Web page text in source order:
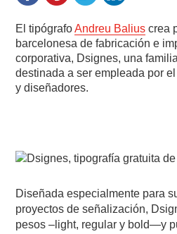
El tipógrafoAndreu Balius crea
barcelonesa de fabricación e
corporativa, Dsignes, una
destinada a ser empleada por
y diseñadores.
Diseñada especialmente para
proyectos de señalización,
pesos –light, regular y bold—y